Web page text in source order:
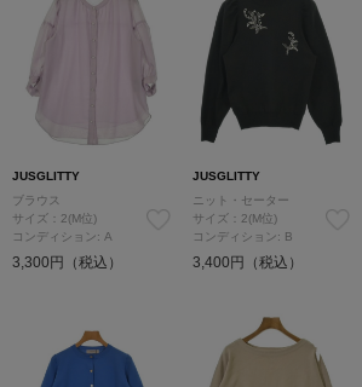
JUSGLITTY
ブラウス
サイズ：2(M位)
コンディション: A
3,300円（税込）
JUSGLITTY
ニット・セーター
サイズ：2(M位)
コンディション: B
3,400円（税込）